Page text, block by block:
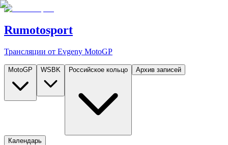
Rumotosport
Трансляции от Evgeny MotoGP
MotoGP WSBK Российское кольцо Архив записей
Календарь